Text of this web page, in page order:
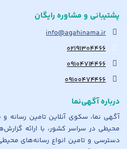
پشتیبانی و مشاوره رایگان
info@agahinama.ir
۰۲۱۹۱۳۰۴۴۶۶
۰۹۱۰۴۷۱۴۴۶۶
۰۹۱۰۰۴۷۴۴۶۶
درباره آگهی‌نما
آگهی نما، سکوی آنلاین تامین رسانه
محیطی در سراسر کشور، با ارائه
دسترسی و تامین انواع رسانه‌های